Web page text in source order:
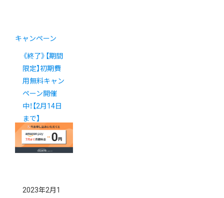
キャンペーン
《終了》【期間
限定】初期費
用無料キャン
ペーン開催
中！【2月14日
まで】
2023年2月1